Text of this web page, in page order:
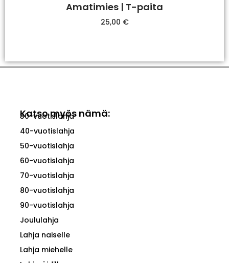
Amatimies | T-paita
25,00 €
Katso myös nämä:
30-vuotislahja
40-vuotislahja
50-vuotislahja
60-vuotislahja
70-vuotislahja
80-vuotislahja
90-vuotislahja
Joululahja
Lahja naiselle
Lahja miehelle